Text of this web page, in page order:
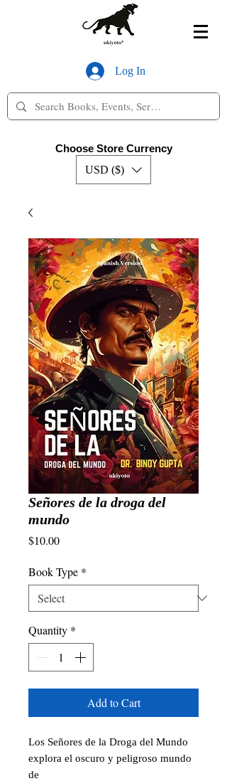
Log In
Choose Store Currency
USD ($)
Señores de la droga del
mundo
$10.00Price
Book Type *
Quantity *
Add to Cart
Los Señores de la Droga del Mundo
explora el oscuro y peligroso mundo
de